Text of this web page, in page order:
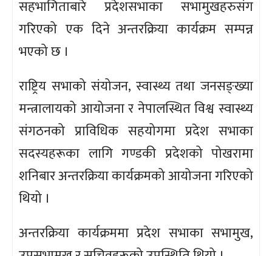
सहभागिताबारे प्रदेशसभाका सभामुखहरुसंग
गरिएको एक दिने अन्तरक्रिया कार्यक्रम सम्पन्न
भएको छ ।
राष्ट्रिय सभाको संयोजन, स्वास्थ्य तथा जनसङ्ख्या
मन्त्रालायको आयोजना र नेपालस्थित विश्व स्वास्थ्य
संगठनको प्राविधिक सहयोगमा प्रदेश सभाका
सदस्यहरूका लागि गण्डकी प्रदेशको पोखरामा
शनिबार अन्तरक्रिया कार्यक्रमको आयोजना गरिएको
थियो ।
अन्तरक्रिया कार्यक्रममा प्रदेश सभाका सभामुख,